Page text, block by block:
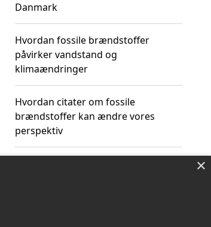
Danmark
Hvordan fossile brændstoffer
påvirker vandstand og
klimaændringer
Hvordan citater om fossile
brændstoffer kan ændre vores
perspektiv
×